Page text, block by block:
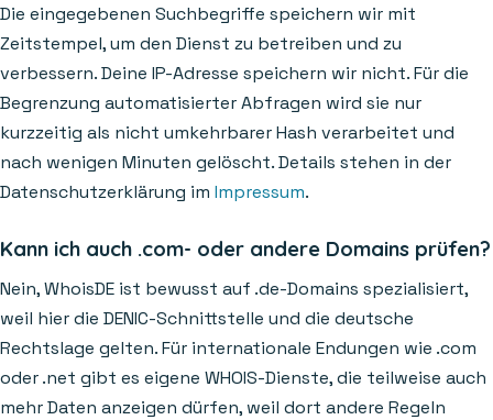
Die eingegebenen Suchbegriffe speichern wir mit
Zeitstempel, um den Dienst zu betreiben und zu
verbessern. Deine IP-Adresse speichern wir nicht. Für die
Begrenzung automatisierter Abfragen wird sie nur
kurzzeitig als nicht umkehrbarer Hash verarbeitet und
nach wenigen Minuten gelöscht. Details stehen in der
Datenschutzerklärung im Impressum.
Kann ich auch .com- oder andere Domains prüfen?
Nein, WhoisDE ist bewusst auf .de-Domains spezialisiert,
weil hier die DENIC-Schnittstelle und die deutsche
Rechtslage gelten. Für internationale Endungen wie .com
oder .net gibt es eigene WHOIS-Dienste, die teilweise auch
mehr Daten anzeigen dürfen, weil dort andere Regeln